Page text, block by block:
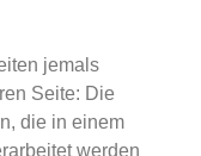
jemals
Seite: Die
die in einem
werden